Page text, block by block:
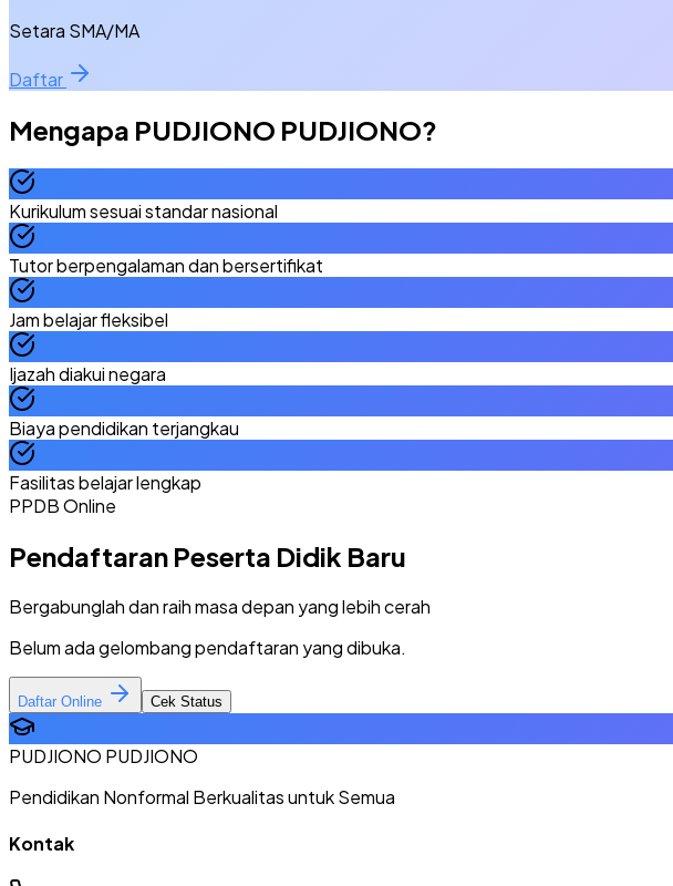
Setara SMA/MA
Daftar
Mengapa PUDJIONO PUDJIONO?
Kurikulum sesuai standar nasional
Tutor berpengalaman dan bersertifikat
Jam belajar fleksibel
Ijazah diakui negara
Biaya pendidikan terjangkau
Fasilitas belajar lengkap
PPDB Online
Pendaftaran Peserta Didik Baru
Bergabunglah dan raih masa depan yang lebih cerah
Belum ada gelombang pendaftaran yang dibuka.
Daftar Online Cek Status
PUDJIONO PUDJIONO
Pendidikan Nonformal Berkualitas untuk Semua
Kontak